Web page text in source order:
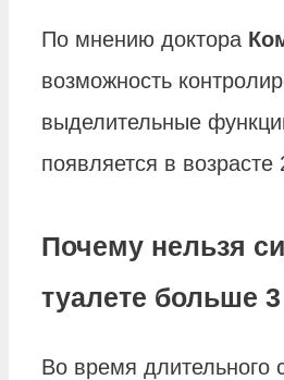
По мнению доктора
возможность
выделительные
появляется в возрасте
Почему нельзя
туалете больше
Во время длительного